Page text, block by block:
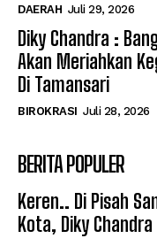
DAERAH Juli 29, 2026
Diky Chandra :
Akan Meriahkan
Di Tamansari
BIROKRASI Juli 28, 2026
BERITA POPULER
Keren.. Di Pisah
Kota, Diky